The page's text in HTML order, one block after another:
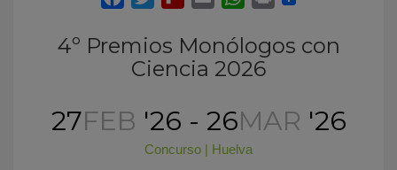
4º Premios Monólogos con
Ciencia 2026
27FEB '26 - 26MAR '26
Concurso | Huelva